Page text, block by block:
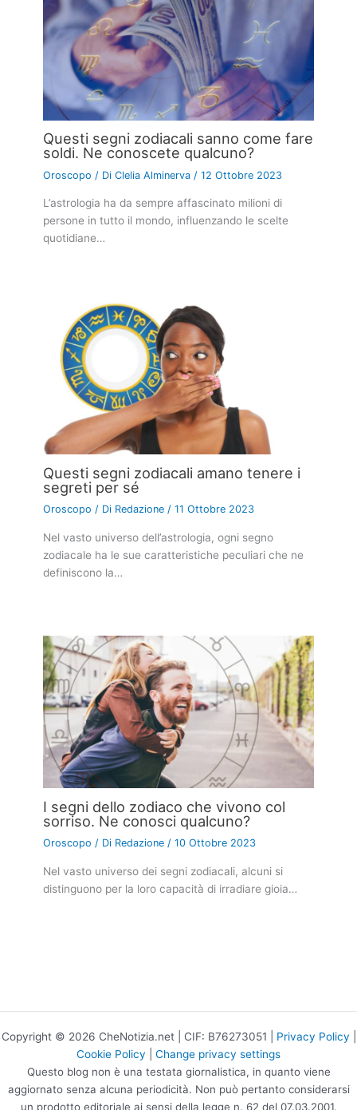
Questi segni zodiacali sanno come fare
soldi. Ne conoscete qualcuno?
Oroscopo / DiClelia Alminerva /12 Ottobre 2023
L’astrologia ha da sempre affascinato milioni di
persone in tutto il mondo, influenzando le scelte
quotidiane…
Questi segni zodiacali amano tenere i
segreti per sé
Oroscopo / Di Redazione /11 Ottobre 2023
Nel vasto universo dell’astrologia, ogni segno
zodiacale ha le sue caratteristiche peculiari che ne
definiscono la…
I segni dello zodiaco che vivono col
sorriso. Ne conosci qualcuno?
Oroscopo / Di Redazione/10 Ottobre 2023
Nel vasto universo dei segni zodiacali, alcuni si
distinguono per la loro capacità di irradiare gioia…
Copyright © 2026 CheNotizia.net | CIF: B76273051 | Privacy Policy
Cookie Policy
Change privacy settings
Questo blog non è una testata giornalistica, in quanto viene
aggiornato senza alcuna periodicità. Non può pertanto considerarsi
un prodotto editoriale ai sensi della legge n. 62 del 07.03.2001.